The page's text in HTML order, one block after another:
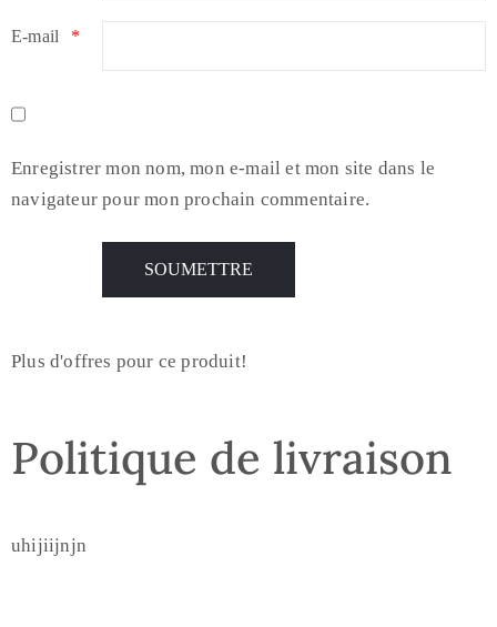
E-mail *
Enregistrer mon nom, mon e-mail et mon site dans le
navigateur pour mon prochain commentaire.
Plus d'offres pour ce produit!
Politique de livraison
uhijiijnjn